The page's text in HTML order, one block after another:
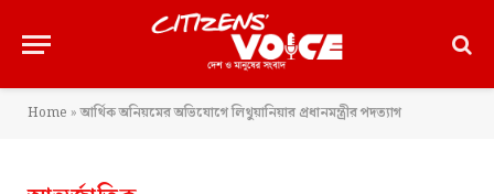
Home »আর্থিক অনিয়মের অভিযোগে লিথুয়ানিয়ার প্রধানমন্ত্রীর পদত্যাগ